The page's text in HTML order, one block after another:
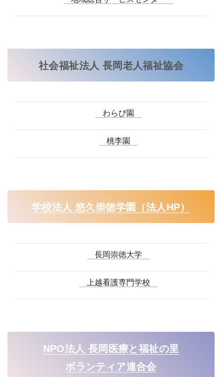
社会福祉法人 長岡老人福祉協会
わらび園
桃李園
学校法人 悠久崇徳学園（法人HP）
長岡崇徳大学
上越看護専門学校
NPO法人 長岡医療と福祉の里
ボランティア連合会